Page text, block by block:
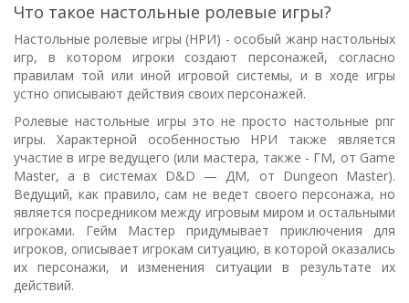
Что такое настольные ролевые игры?
Настольные ролевые игры (НРИ) - особый жанр настольных
игр, в котором игроки создают персонажей, согласно
правилам той или иной игровой системы, и в ходе игры
устно описывают действия своих персонажей.
Ролевые настольные игры это не просто настольные рпг
игры. Характерной особенностью НРИ также является
участие в игре ведущего (или мастера, также - ГМ, от Game
Master, а в системах D&D — ДМ, от Dungeon Master).
Ведущий, как правило, сам не ведет своего персонажа, но
является посредником между игровым миром и остальными
игроками. Гейм Мастер придумывает приключения для
игроков, описывает игрокам ситуацию, в которой оказались
их персонажи, и изменения ситуации в результате их
действий.